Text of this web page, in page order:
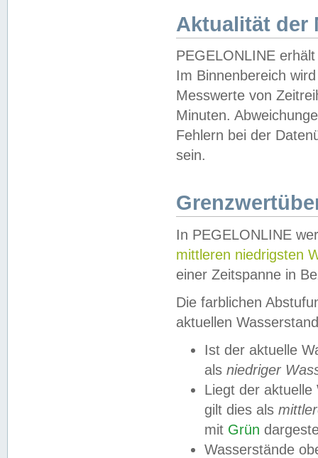
Aktualität der
PEGELONLINE
Im Binnenbereich
Messwerte von
Minuten.
Fehlern bei der
sein.
In PEGELONLINE
mittleren niedrigsten
einer Zeitspanne in
Die farblichen
aktuellen
Ist der aktuelle
als niedriger
Liegt der
gilt dies als
mit Grün
Wasserstände